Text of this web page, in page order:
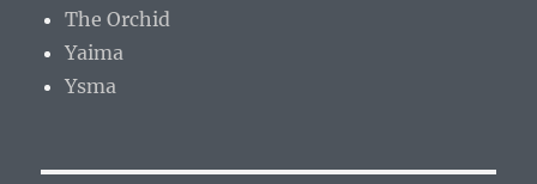
The Orchid
Yaima
Ysma